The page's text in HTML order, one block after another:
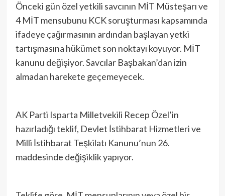
Önceki gün özel yetkili savcının MİT Müsteşarı ve
4 MİT mensubunu KCK soruşturması kapsamında
ifadeye çağırmasının ardından başlayan yetki
tartışmasına hükümet son noktayı koyuyor. MİT
kanunu değişiyor. Savcılar Başbakan’dan izin
almadan harekete geçemeyecek.
AK Parti Isparta Milletvekili Recep Özel’in
hazırladığı teklif, Devlet İstihbarat Hizmetleri ve
Milli İstihbarat Teşkilatı Kanunu’nun 26.
maddesinde değişiklik yapıyor.